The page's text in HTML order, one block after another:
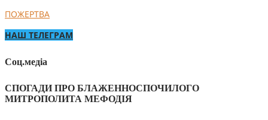
ПОЖЕРТВА
НАШ ТЕЛЕГРАМ
Соц.медіа
СПОГАДИ ПРО БЛАЖЕННОСПОЧИЛОГО
МИТРОПОЛИТА МЕФОДІЯ